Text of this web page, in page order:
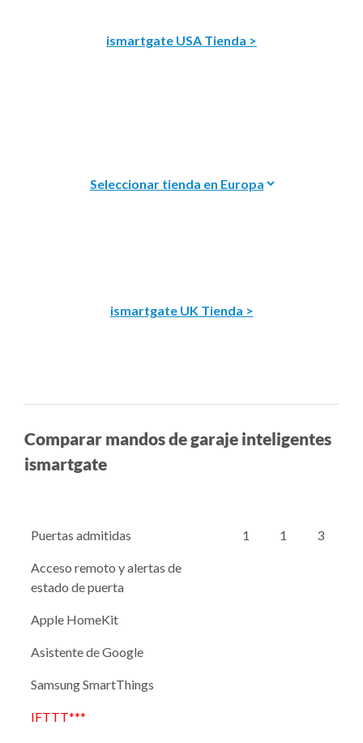
ismartgate USA Tienda >
ismartgate UK Tienda >
Comparar mandos de garaje inteligentes
ismartgate
Puertas admitidas 1 1 3
Acceso remoto y alertas de
estado de puerta
Apple HomeKit
Asistente de Google
Samsung SmartThings
IFTTT***